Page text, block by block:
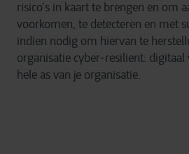
risico’s in kaart te brengen en om
voorkomen, te detecteren en met
indien nodig om hiervan te
organisatie cyber-resilient: digitaal
hele as van je organisatie.